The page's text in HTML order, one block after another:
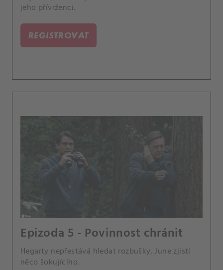
jeho přívrženci.
REGISTROVAT
Epizoda 5 - Povinnost chránit
Hegarty nepřestává hledat rozbušky. June zjistí
něco šokujícího.